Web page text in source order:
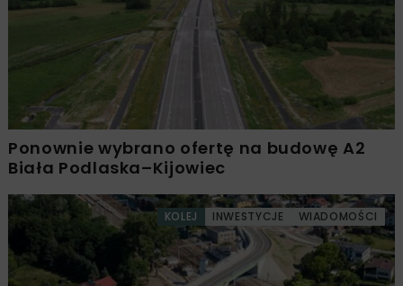
Ponownie wybrano ofertę na budowę A2
Biała Podlaska–Kijowiec
KOLEJ INWESTYCJE WIADOMOŚCI